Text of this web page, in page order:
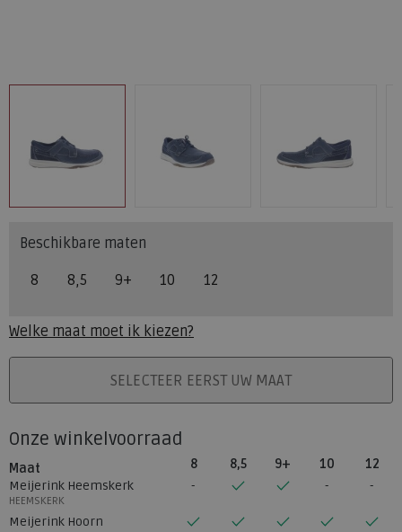
Beschikbare maten
8 8,5 9+ 10 12
Welke maat moet ik kiezen?
PLAATS IN WINKELMANDSELECTEER EERST UW MAAT
Onze winkelvoorraad
Maat 8 8,5 9+ 10
12
Meijerink Heemskerk
HEEMSKERK
Meijerink Hoorn